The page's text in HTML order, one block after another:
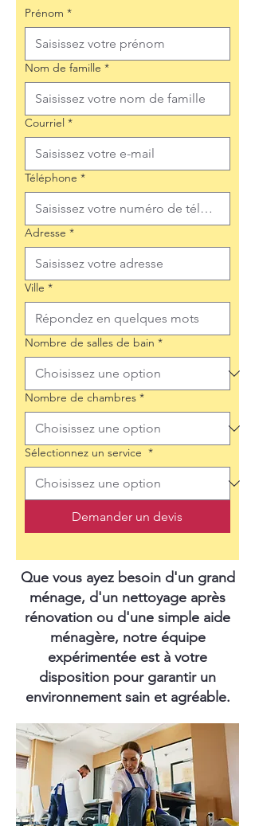
Prénom *
Nom de famille *
Courriel *
Téléphone *
Adresse *
Ville *
Nombre de salles de bain *
Nombre de chambres *
Sélectionnez un service *
Demander un devis
Que vous ayez besoin d'un grand
ménage, d'un nettoyage après
rénovation ou d'une simple aide
ménagère, notre équipe
expérimentée est à votre
disposition pour garantir un
environnement sain et agréable.